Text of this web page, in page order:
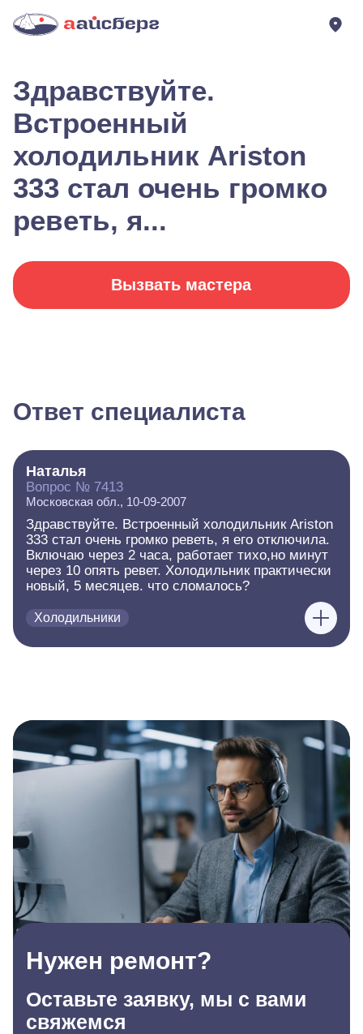
Здравствуйте.
Встроенный
холодильник Ariston
333 стал очень громко
реветь, я...
Вызвать мастера
Ответ специалиста
Наталья
Вопрос № 7413
Московская обл., 10-09-2007
Здравствуйте. Встроенный холодильник Ariston
333 стал очень громко реветь, я его отключила.
Включаю через 2 часа, работает тихо,но минут
через 10 опять ревет. Холодильник практически
новый, 5 месяцев. что сломалось?
Холодильники
Нужен ремонт?
Оставьте заявку, мы с вами
свяжемся